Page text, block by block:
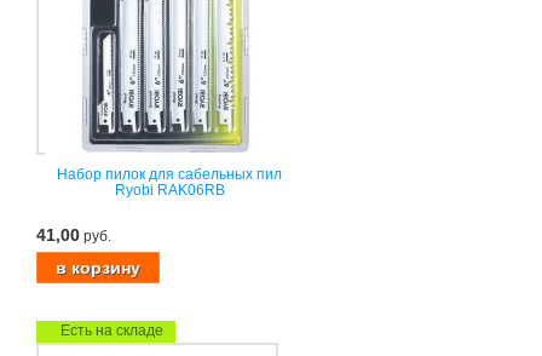
Набор пилок для сабельных пил
Ryobi RAK06RB
41,00 руб.
Есть на складе